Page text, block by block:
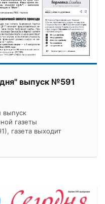
выпуск №591
выпуск
газеты
газета выходит